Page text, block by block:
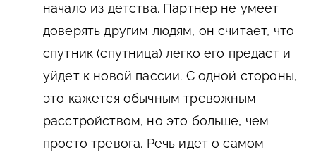
начало из детства. Партнер не умеет
доверять другим людям, он считает, что
спутник (спутница) легко его предаст и
уйдет к новой пассии. С одной стороны,
это кажется обычным тревожным
расстройством, но это больше, чем
просто тревога. Речь идет о самом